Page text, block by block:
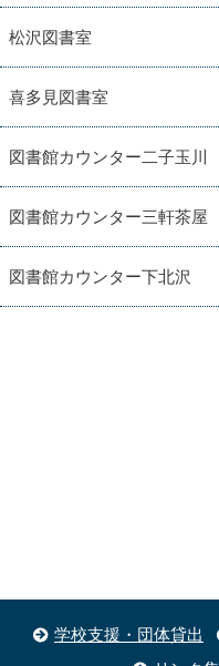
松沢図書室
喜多見図書室
図書館カウンター二子玉川
図書館カウンター三軒茶屋
図書館カウンター下北沢
学校支援・団体貸出